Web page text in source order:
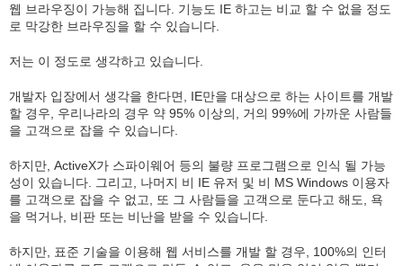
웹 브라우징이 가능해 집니다. 기능도 IE 하고는 비교 할 수 없을 정도
로 막강한 브라우징을 할 수 있습니다.
저는 이 정도로 생각하고 있습니다.
개발자 입장에서 생각을 한다면, IE만을 대상으로 하는 사이트를 개발
할 경우, 우리나라의 경우 약 95% 이상의, 거의 99%에 가까운 사람들
을 고객으로 잡을 수 있습니다.
하지만, ActiveX가 스파이웨어 등의 불량 프로그램으로 인식 될 가능
성이 있습니다. 그리고, 나머지 비 IE 유저 및 비 MS Windows 이용자
를 고객으로 잡을 수 없고, 또 그 사람들을 고객으로 둔다고 해도, 욕
을 먹거나, 비판 또는 비난을 받을 수 있습니다.
하지만, 표준 기술을 이용해 웹 서비스를 개발 할 경우, 100%의 인터